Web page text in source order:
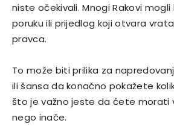
niste očekivali. Mnogi Rakovi
poruku ili prijedlog koji otvara
pravca.
To može biti prilika za
ili šansa da konačno pokažete
što je važno jeste da ćete morati
nego inače.